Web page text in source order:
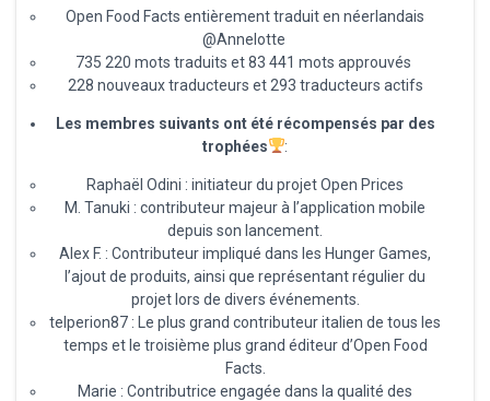
Open Food Facts entièrement traduit en néerlandais
@Annelotte
735 220 mots traduits et 83 441 mots approuvés
228 nouveaux traducteurs et 293 traducteurs actifs
Les membres suivants ont été récompensés par des
trophées
:
Raphaël Odini : initiateur du projet Open Prices
M. Tanuki : contributeur majeur à l’application mobile
depuis son lancement.
Alex F. : Contributeur impliqué dans les Hunger Games,
l’ajout de produits, ainsi que représentant régulier du
projet lors de divers événements.
telperion87 : Le plus grand contributeur italien de tous les
temps et le troisième plus grand éditeur d’Open Food
Facts.
Marie : Contributrice engagée dans la qualité des